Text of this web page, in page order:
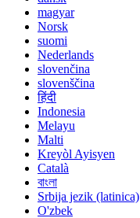
magyar
Norsk
suomi
Nederlands
slovenčina
slovenščina
हिंदी
Indonesia
Melayu
Malti
Kreyòl Ayisyen
Català
বাংলা
Srbija jezik (latinica)
O'zbek